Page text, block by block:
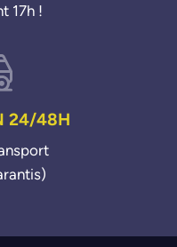
17h !
24/48H